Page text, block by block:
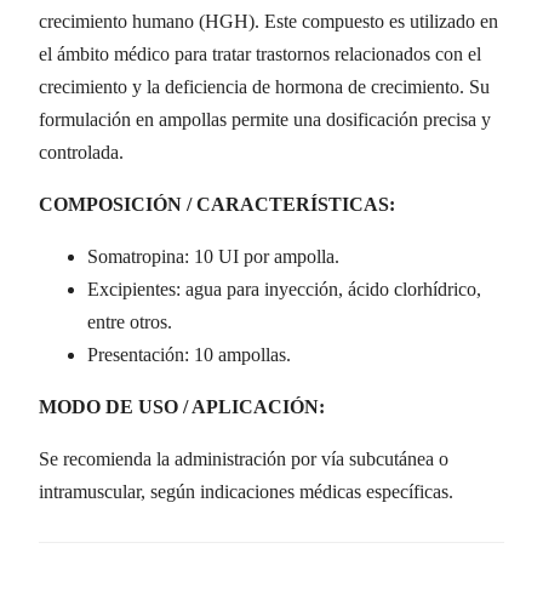
crecimiento humano (HGH). Este compuesto es utilizado en
el ámbito médico para tratar trastornos relacionados con el
crecimiento y la deficiencia de hormona de crecimiento. Su
formulación en ampollas permite una dosificación precisa y
controlada.
COMPOSICIÓN / CARACTERÍSTICAS:
Somatropina: 10 UI por ampolla.
Excipientes: agua para inyección, ácido clorhídrico,
entre otros.
Presentación: 10 ampollas.
MODO DE USO / APLICACIÓN:
Se recomienda la administración por vía subcutánea o
intramuscular, según indicaciones médicas específicas.